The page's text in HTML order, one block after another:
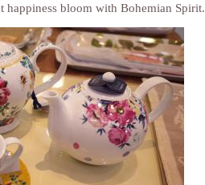
happiness bloom with Bohemian Spirit.